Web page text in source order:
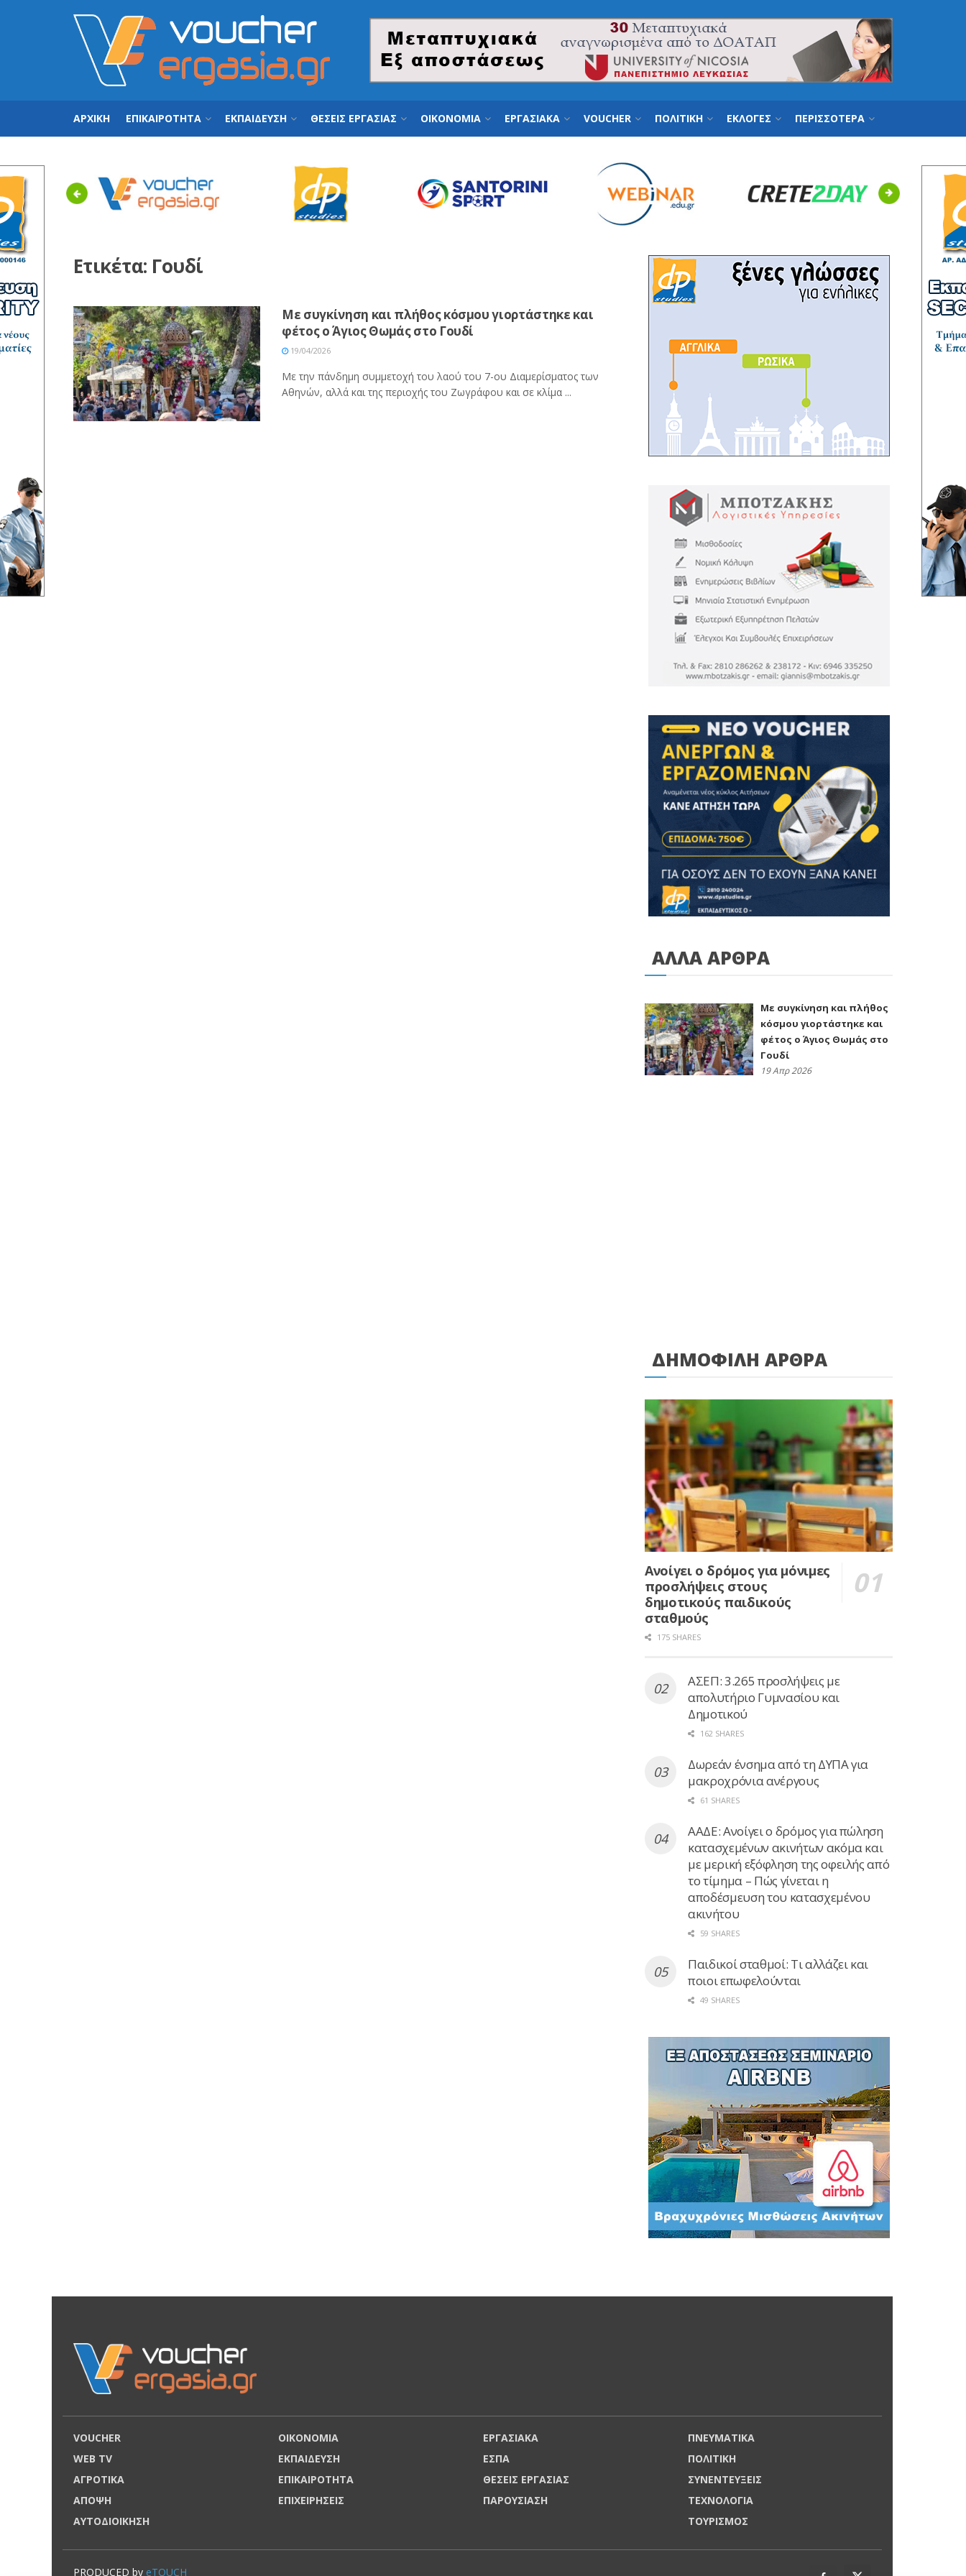
ΑΡΧΙΚΗ ΕΠΙΚΑΙΡΟΤΗΤΑ ΕΚΠΑΙΔΕΥΣΗ ΘΕΣΕΙΣ ΕΡΓΑΣΙΑΣ ΟΙΚΟΝΟΜΙΑ ΕΡΓΑΣΙΑΚΑ VOUCHER ΠΟΛΙΤΙΚΗ ΕΚΛΟΓΕΣ ΠΕΡΙΣΣΟΤΕΡΑ
Previous Next
Ετικέτα: Γουδί
Με συγκίνηση και πλήθος κόσμου γιορτάστηκε και
φέτος ο Άγιος Θωμάς στο Γουδί
19/04/2026
Με την πάνδημη συμμετοχή του λαού του 7-ου Διαμερίσματος των
Αθηνών, αλλά και της περιοχής του Ζωγράφου και σε κλίμα ...
ΑΛΛΑ ΑΡΘΡΑ
Με συγκίνηση και πλήθος
κόσμου γιορτάστηκε και
φέτος ο Άγιος Θωμάς στο
Γουδί
19 Απρ 2026
ΔΗΜΟΦΙΛΗ ΑΡΘΡΑ
Ανοίγει ο δρόμος για μόνιμες
προσλήψεις στους
δημοτικούς παιδικούς
σταθμούς
175 SHARES
ΑΣΕΠ: 3.265 προσλήψεις με
απολυτήριο Γυμνασίου και
Δημοτικού
162 SHARES
Δωρεάν ένσημα από τη ΔΥΠΑ για
μακροχρόνια ανέργους
61 SHARES
ΑΑΔΕ: Ανοίγει ο δρόμος για πώληση
κατασχεμένων ακινήτων ακόμα και
με μερική εξόφληση της οφειλής από
το τίμημα – Πώς γίνεται η
αποδέσμευση του κατασχεμένου
ακινήτου
59 SHARES
Παιδικοί σταθμοί: Τι αλλάζει και
ποιοι επωφελούνται
49 SHARES
VOUCHER
WEB TV
ΑΓΡΟΤΙΚΑ
ΑΠΟΨΗ
ΑΥΤΟΔΙΟΙΚΗΣΗ
ΟΙΚΟΝΟΜΙΑ
ΕΚΠΑΙΔΕΥΣΗ
ΕΠΙΚΑΙΡΟΤΗΤΑ
ΕΠΙΧΕΙΡΗΣΕΙΣ
ΕΡΓΑΣΙΑΚΑ
ΕΣΠΑ
ΘΕΣΕΙΣ ΕΡΓΑΣΙΑΣ
ΠΑΡΟΥΣΙΑΣΗ
ΠΝΕΥΜΑΤΙΚΑ
ΠΟΛΙΤΙΚΗ
ΣΥΝΕΝΤΕΥΞΕΙΣ
ΤΕΧΝΟΛΟΓΙΑ
ΤΟΥΡΙΣΜΟΣ
PRODUCED by eTOUCH